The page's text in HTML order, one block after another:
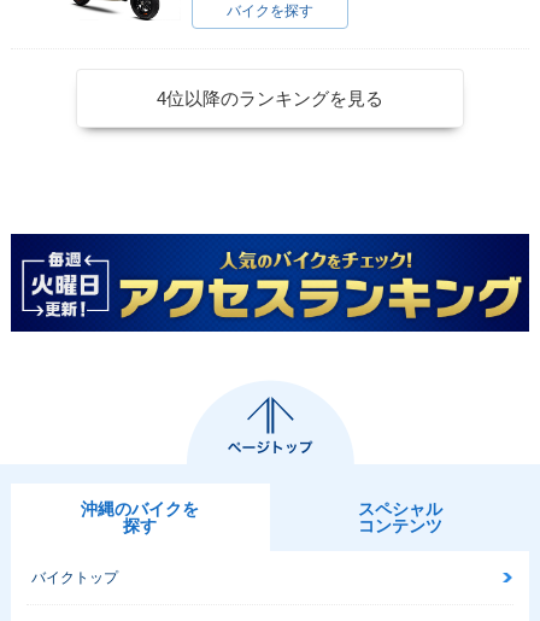
バイクを探す
4位以降のランキングを見る
沖縄のバイクを
探す
スペシャル
コンテンツ
バイクトップ